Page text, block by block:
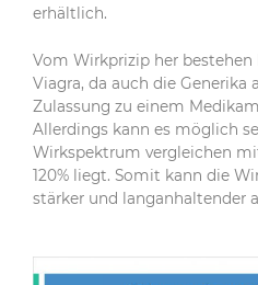
erhältlich.
Vom Wirkprizip her bestehen
Viagra, da auch die Generika
Zulassung zu einem
Allerdings kann es möglich
Wirkspektrum vergleichen
120% liegt. Somit kann die
stärker und langanhaltender